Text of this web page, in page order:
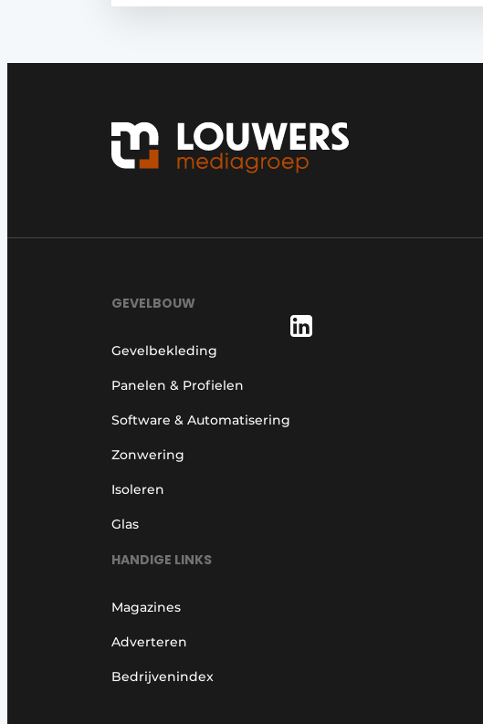
GEVELBOUW
Gevelbekleding
Panelen & Profielen
Software & Automatisering
Zonwering
Isoleren
Glas
HANDIGE LINKS
Magazines
Adverteren
Bedrijvenindex